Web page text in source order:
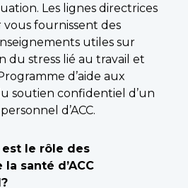
Les lignes directrices
vous fournissent des
utiles sur
du stress lié au travail et
d’aide aux
soutien confidentiel d’un
d’ACC.
est le rôle des
santé d’ACC